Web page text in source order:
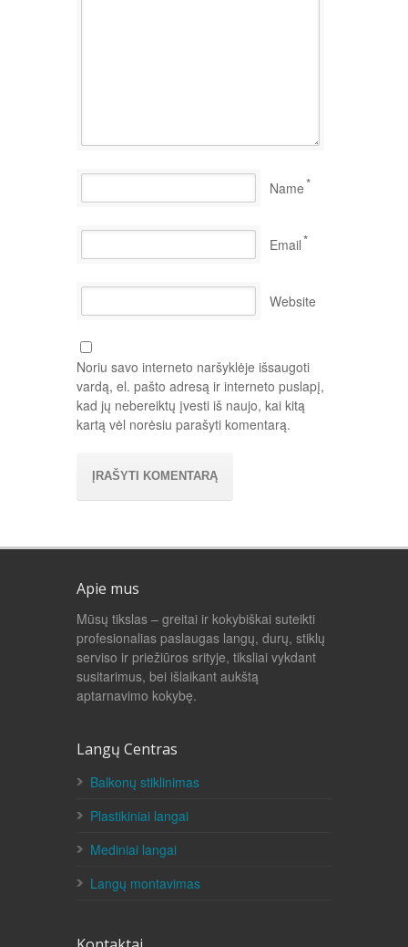
Name*
Email*
Website
Noriu savo interneto naršyklėje išsaugoti
vardą, el. pašto adresą ir interneto puslapį,
kad jų nebereiktų įvesti iš naujo, kai kitą
kartą vėl norėsiu parašyti komentarą.
Apie mus
Mūsų tikslas – greitai ir kokybiškai suteikti
profesionalias paslaugas langų, durų, stiklų
serviso ir priežiūros srityje, tiksliai vykdant
susitarimus, bei išlaikant aukštą
aptarnavimo kokybę.
Langų Centras
Balkonų stiklinimas
Plastikiniai langai
Mediniai langai
Langų montavimas